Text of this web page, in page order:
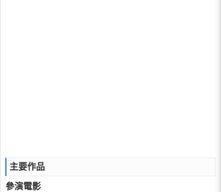
主要作品
參演電影